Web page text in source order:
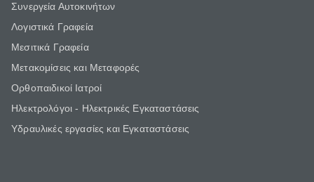
Συνεργεία Αυτοκινήτων
Λογιστικά Γραφεία
Μεσιτικά Γραφεία
Μετακομίσεις και Μεταφορές
Ορθοπαιδικοί Ιατροί
Ηλεκτρολόγοι - Ηλεκτρικές Εγκαταστάσεις
Υδραυλικές εργασίες και Εγκαταστάσεις